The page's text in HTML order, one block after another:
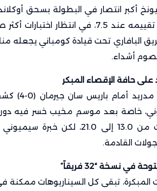
حافظت على تقييمه عند 7.5، في انتظار
البافاري تحت قيادة كومباني يجعله
أشداء.
على حافة الإقصاء المبكر
انهيار
خاصة بعد موسم مخيب خسر فيه
في المراهنات من 13.0 إلى 21.0،
القادمة.
في نسخة “32 فريقاً”
المبكرة، تبقى كل السيناريوهات ممكنة